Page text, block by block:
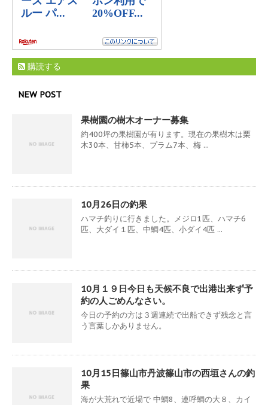
購読する
NEW POST
果樹園の樹木オーナー募集
約400坪の果樹園が有ります。現在の果樹木は栗
木30本、甘柿5本、プラム7本、梅 ...
10月26日の釣果
ハマチ釣りに行きました。メジロ1匹、ハマチ6
匹、大ダイ１匹、中鯛4匹、小ダイ4匹 ...
10月１９日今日も天候不良で出港出来ず予
約の人ごめんなさい。
今日の予約の方は３週連続で出船できず残念と言
う言葉しかありません。
10月15日篠山市丹波篠山市の西垣さんの釣
果
海が大荒れで近場で 中鯛8、連呼鯛の大８、カイ